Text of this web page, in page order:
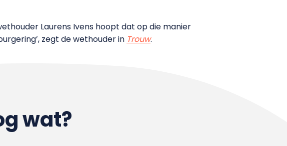
Laurens Ivens hoopt dat op die manier
zegt de wethouder in Trouw.
wat?